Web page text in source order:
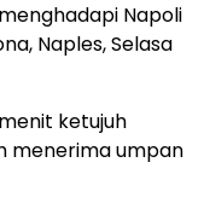
Napoli
Naples, Selasa
ketujuh
menerima umpan